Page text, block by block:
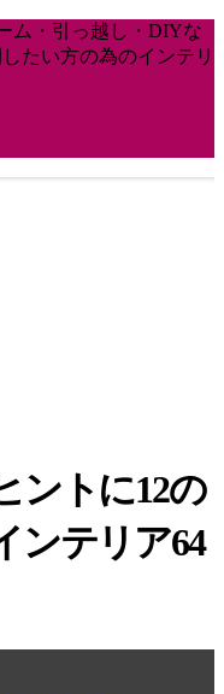
ム・引っ越し・DIYな
たい方の為のインテリ
ントに12の
ンテリア64